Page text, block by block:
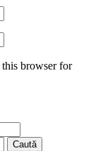
this browser for